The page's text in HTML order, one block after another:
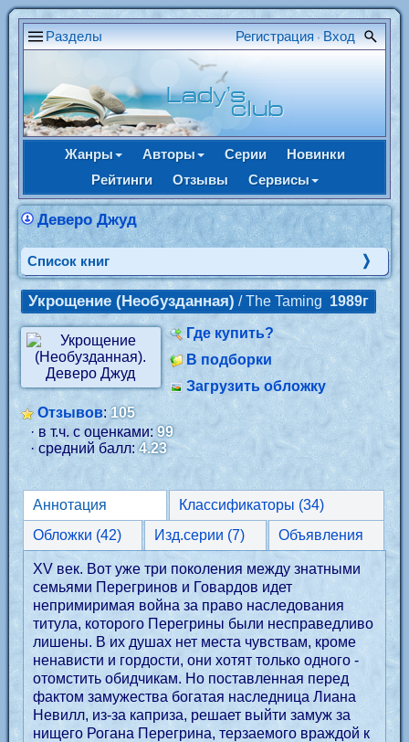
Разделы Регистрация • Вход
Жанры Авторы Серии
Новинки
Рейтинги
Отзывы Сервисы
Деверо Джуд
Cписок книг
Укрощение (Необузданная) / The Taming 1989г
Где купить?
В подборки
Загрузить обложку
Отзывов:105
· в т.ч. с оценками: 99
· средний балл:4.23
Аннотация
Классификаторы (34)
Обложки (42)
Изд.серии (7) Объявления
XV век. Вот уже три поколения между знатными
семьями Перегринов и Говардов идет
непримиримая война за право наследования
титула, которого Перегрины были несправедливо
лишены. В их душах нет места чувствам, кроме
ненависти и гордости, они хотят только одного -
отомстить обидчикам. Но поставленная перед
фактом замужества богатая наследница Лиана
Невилл, из-за каприза, решает выйти замуж за
нищего Рогана Перегрина, терзаемого враждой к